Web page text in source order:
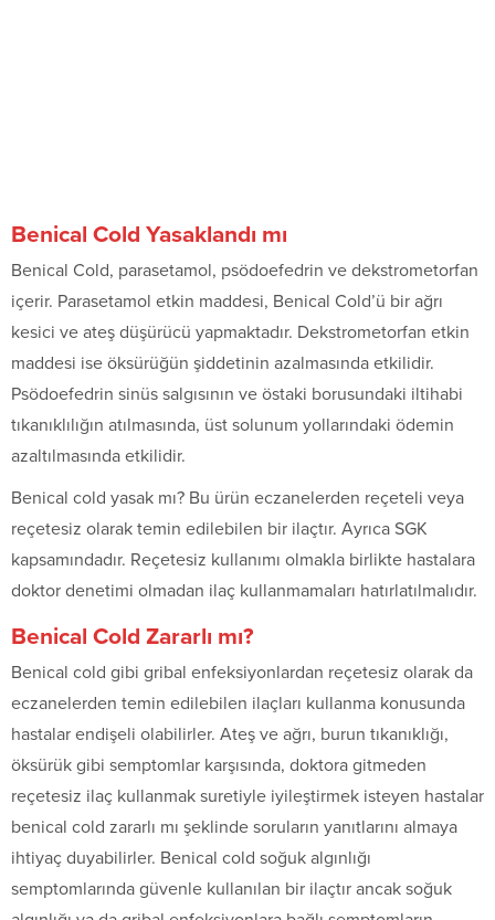
Benical Cold Yasaklandı mı
Benical Cold, parasetamol, psödoefedrin ve dekstrometorfan
içerir. Parasetamol etkin maddesi, Benical Cold’ü bir ağrı
kesici ve ateş düşürücü yapmaktadır. Dekstrometorfan etkin
maddesi ise öksürüğün şiddetinin azalmasında etkilidir.
Psödoefedrin sinüs salgısının ve östaki borusundaki iltihabi
tıkanıklılığın atılmasında, üst solunum yollarındaki ödemin
azaltılmasında etkilidir.
Benical cold yasak mı? Bu ürün eczanelerden reçeteli veya
reçetesiz olarak temin edilebilen bir ilaçtır. Ayrıca SGK
kapsamındadır. Reçetesiz kullanımı olmakla birlikte hastalara
doktor denetimi olmadan ilaç kullanmamaları hatırlatılmalıdır.
Benical Cold Zararlı mı?
Benical cold gibi gribal enfeksiyonlardan reçetesiz olarak da
eczanelerden temin edilebilen ilaçları kullanma konusunda
hastalar endişeli olabilirler. Ateş ve ağrı, burun tıkanıklığı,
öksürük gibi semptomlar karşısında, doktora gitmeden
reçetesiz ilaç kullanmak suretiyle iyileştirmek isteyen hastalar
benical cold zararlı mı şeklinde soruların yanıtlarını almaya
ihtiyaç duyabilirler. Benical cold soğuk algınlığı
semptomlarında güvenle kullanılan bir ilaçtır ancak soğuk